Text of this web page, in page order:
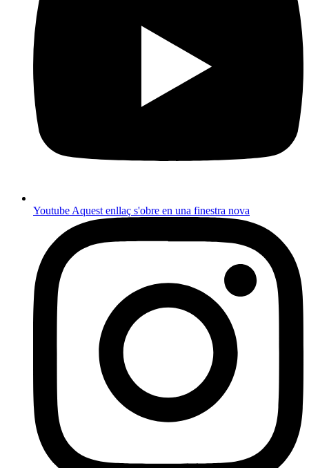
YoutubeAquest enllaç s'obre en una finestra nova